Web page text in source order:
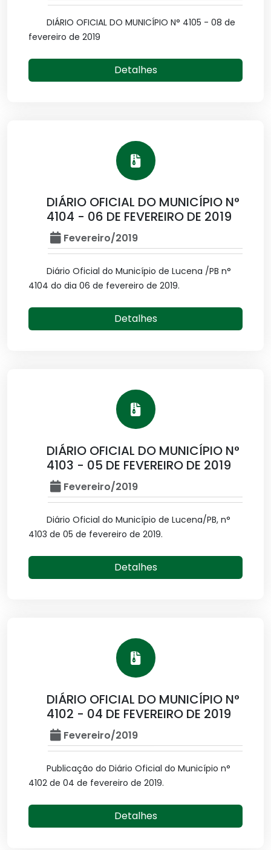
DIÁRIO OFICIAL DO MUNICÍPIO N° 4105 - 08 de
fevereiro de 2019
Detalhes
DIÁRIO OFICIAL DO MUNICÍPIO N°
4104 - 06 DE FEVEREIRO DE 2019
Fevereiro/2019
Diário Oficial do Município de Lucena /PB n°
4104 do dia 06 de fevereiro de 2019.
Detalhes
DIÁRIO OFICIAL DO MUNICÍPIO N°
4103 - 05 DE FEVEREIRO DE 2019
Fevereiro/2019
Diário Oficial do Município de Lucena/PB, n°
4103 de 05 de fevereiro de 2019.
Detalhes
DIÁRIO OFICIAL DO MUNICÍPIO N°
4102 - 04 DE FEVEREIRO DE 2019
Fevereiro/2019
Publicação do Diário Oficial do Município n°
4102 de 04 de fevereiro de 2019.
Detalhes